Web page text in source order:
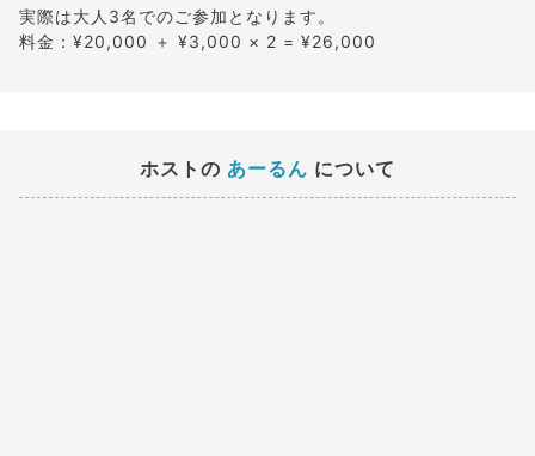
実際は大人3名でのご参加となります。
料金：¥20,000 ＋ ¥3,000 × 2 = ¥26,000
ホストの あーるん について